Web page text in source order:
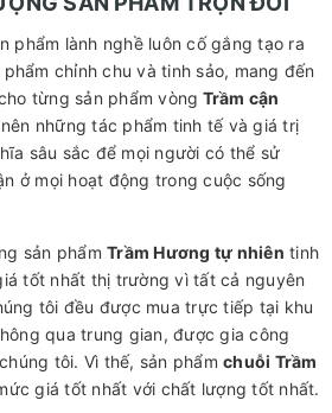
phẩm lành nghề luôn cố gắng tạo ra
chỉnh chu và tinh sảo, mang đến
từng sản phẩm vòng Trầm cận
những tác phẩm tinh tế và giá trị
sâu sắc để mọi người có thể sử
ở mọi hoạt động trong cuộc sống
sản phẩm Trầm Hương tự nhiên tinh
tốt nhất thị trường vì tất cả nguyên
tôi đều được mua trực tiếp tại khu
qua trung gian, được gia công
tôi. Vì thế, sản phẩm chuỗi Trầm
giá tốt nhất với chất lượng tốt nhất.